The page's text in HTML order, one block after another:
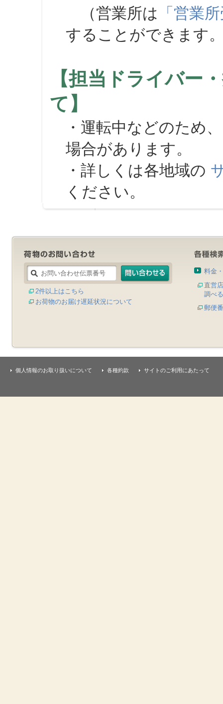
（営業所は 「営業
することができます
【担当ドライバー
て】
・運転中などのため
場合があります。
・詳しくは各地域の
ください。
2件以上はこちら
お荷物のお届け遅延状況について
料金
直営
調べる
郵便
個人情報のお取り扱いについて 各種約款 サイトのご利用にあたって